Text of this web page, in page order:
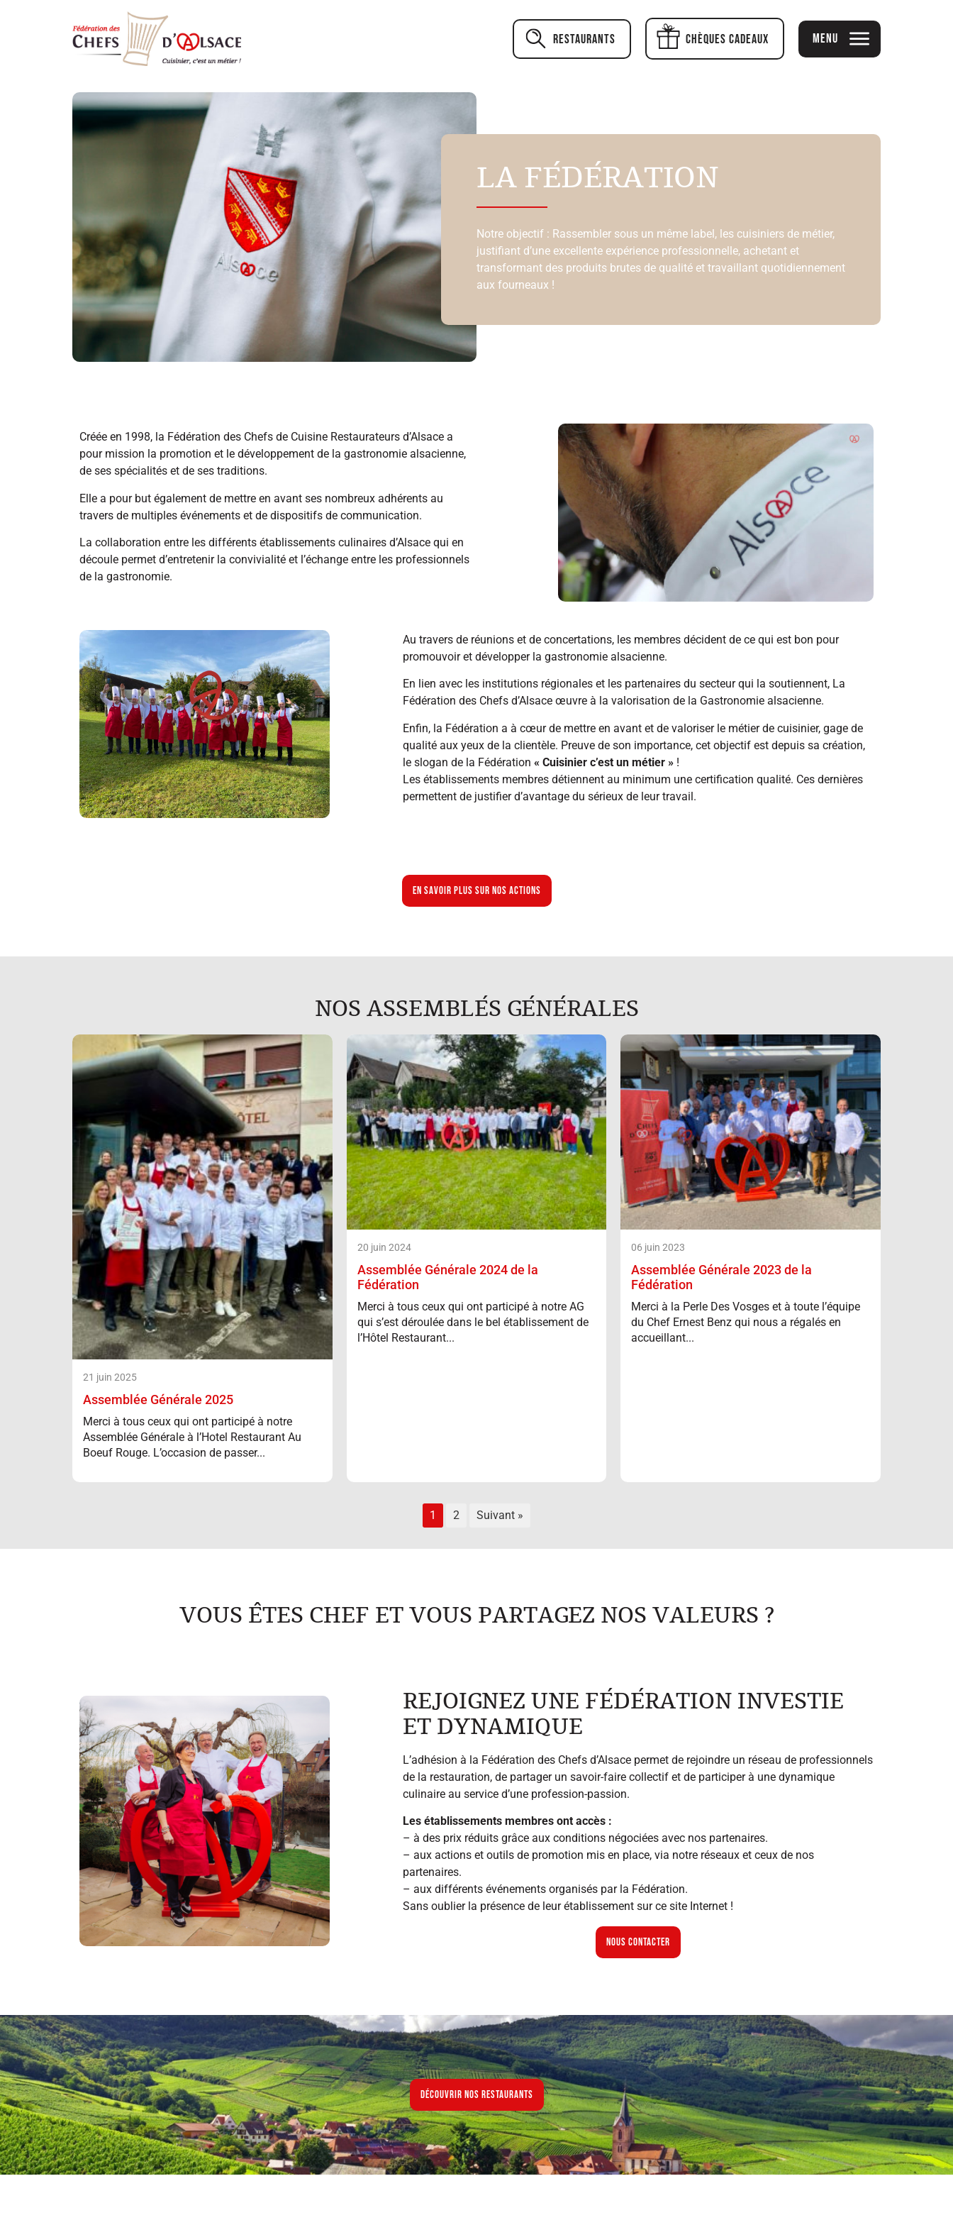
Restaurants Chèques cadeaux Menu
LA FÉDÉRATION
Notre objectif : Rassembler sous un même label, les cuisiniers de métier,
justifiant d’une excellente expérience professionnelle, achetant et
transformant des produits brutes de qualité et travaillant quotidiennement
aux fourneaux !
Créée en 1998, la Fédération des Chefs de Cuisine Restaurateurs d’Alsace a
pour mission la promotion et le développement de la gastronomie alsacienne,
de ses spécialités et de ses traditions.
Elle a pour but également de mettre en avant ses nombreux adhérents au
travers de multiples événements et de dispositifs de communication.
La collaboration entre les différents établissements culinaires d’Alsace qui en
découle permet d’entretenir la convivialité et l’échange entre les professionnels
de la gastronomie.
Au travers de réunions et de concertations, les membres décident de ce qui est bon pour
promouvoir et développer la gastronomie alsacienne.
En lien avec les institutions régionales et les partenaires du secteur qui la soutiennent, La
Fédération des Chefs d’Alsace œuvre à la valorisation de la Gastronomie alsacienne.
Enfin, la Fédération a à cœur de mettre en avant et de valoriser le métier de cuisinier, gage de
qualité aux yeux de la clientèle. Preuve de son importance, cet objectif est depuis sa création,
le slogan de la Fédération « Cuisinier c’est un métier » !
Les établissements membres détiennent au minimum une certification qualité. Ces dernières
permettent de justifier d’avantage du sérieux de leur travail.
EN SAVOIR PLUS SUR NOS ACTIONS
NOS ASSEMBLÉS GÉNÉRALES
21 juin 2025
Assemblée Générale 2025
Merci à tous ceux qui ont participé à notre
Assemblée Générale à l’Hotel Restaurant Au
Boeuf Rouge. L’occasion de passer...
20 juin 2024
Assemblée Générale 2024 de la
Fédération
Merci à tous ceux qui ont participé à notre AG
qui s’est déroulée dans le bel établissement de
l’Hôtel Restaurant...
06 juin 2023
Assemblée Générale 2023 de la
Fédération
Merci à la Perle Des Vosges et à toute l’équipe
du Chef Ernest Benz qui nous a régalés en
accueillant...
1 2 Suivant »
VOUS ÊTES CHEF ET VOUS PARTAGEZ NOS VALEURS ?
REJOIGNEZ UNE FÉDÉRATION INVESTIE
ET DYNAMIQUE
L’adhésion à la Fédération des Chefs d’Alsace permet de rejoindre un réseau de professionnels
de la restauration, de partager un savoir-faire collectif et de participer à une dynamique
culinaire au service d’une profession-passion.
Les établissements membres ont accès :
– à des prix réduits grâce aux conditions négociées avec nos partenaires.
– aux actions et outils de promotion mis en place, via notre réseaux et ceux de nos
partenaires.
– aux différents événements organisés par la Fédération.
Sans oublier la présence de leur établissement sur ce site Internet !
Nous contacter
Découvrir nos restaurants